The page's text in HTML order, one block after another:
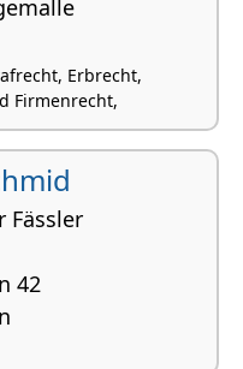
Erbrecht,
Firmenrecht,
Fässler
42